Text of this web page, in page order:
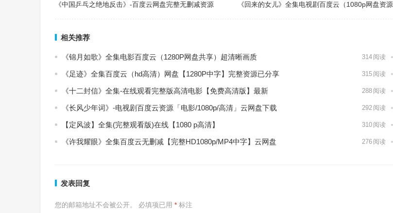
《中国乒乓之绝地反击》-百度云网盘完整无删减资源
《回来的女儿》全集电视剧百度云（1080p网盘资源
相关推荐
《锦月如歌》全集电影百度云（1280P网盘共享）超清晰画质 314 阅读
《足迹》全集百度云（hd高清）网盘【1280P中字】完整资源已分享 315 阅读
《十二封信》全集-在线观看完整版高清电影【免费高清版】最新 288 阅读
《长风少年词》-电视剧百度云资源「电影/1080p/高清」云网盘下载 292 阅读
【定风波】全集(完整观看版)在线【1080 p高清】 310 阅读
《许我耀眼》全集百度云无删减【完整HD1080p/MP4中字】云网盘 276 阅读
发表回复
您的邮箱地址不会被公开。 必填项已用 * 标注